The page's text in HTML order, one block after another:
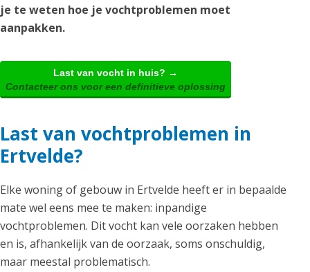
je te weten hoe je vochtproblemen moet
aanpakken.
Last van vocht in huis? →
Contacteer ons voor een definitieve oplossing
Last van vochtproblemen in
Ertvelde?
Elke woning of gebouw in Ertvelde heeft er in bepaalde
mate wel eens mee te maken: inpandige
vochtproblemen. Dit vocht kan vele oorzaken hebben
en is, afhankelijk van de oorzaak, soms onschuldig,
maar meestal problematisch.